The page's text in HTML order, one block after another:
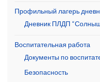
Профильный лагерь
Дневник ПЛДП
Воспитательная работа
Документы по
Безопасность